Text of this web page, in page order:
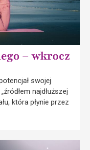
– wkrocz
swojej
najdłuższej
która płynie przez